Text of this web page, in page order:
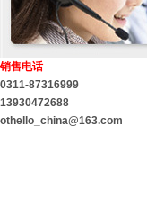
销售电话
0311-87316999
13930472688
othello_china@163.com